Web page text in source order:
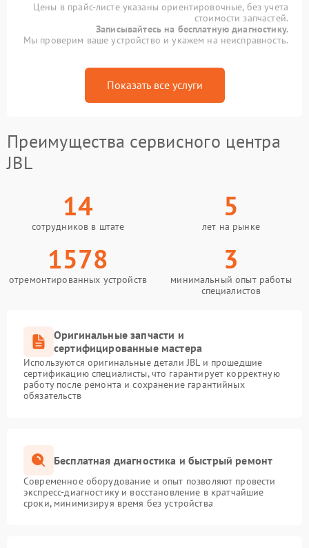
Цены в прайс-листе указаны ориентировочные, без учета
стоимости запчастей.
Записывайтесь на бесплатную диагностику.
Мы проверим ваше устройство и укажем на неисправность.
Показать все услуги
Преимущества сервисного центра
JBL
14
сотрудников в штате
5
лет на рынке
1578
отремонтированных устройств
3
минимальный опыт работы
специалистов
Оригинальные запчасти и
сертифицированные мастера
Используются оригинальные детали JBL и прошедшие
сертификацию специалисты, что гарантирует корректную
работу после ремонта и сохранение гарантийных
обязательств
Бесплатная диагностика и быстрый ремонт
Современное оборудование и опыт позволяют провести
экспресс-диагностику и восстановление в кратчайшие
сроки, минимизируя время без устройства